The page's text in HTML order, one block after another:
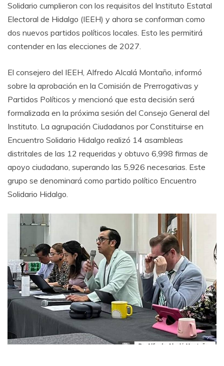
Solidario cumplieron con los requisitos del Instituto Estatal
Electoral de Hidalgo (IEEH) y ahora se conforman como
dos nuevos partidos políticos locales. Esto les permitirá
contender en las elecciones de 2027.
El consejero del IEEH, Alfredo Alcalá Montaño, informó
sobre la aprobación en la Comisión de Prerrogativas y
Partidos Políticos y mencionó que esta decisión será
formalizada en la próxima sesión del Consejo General del
Instituto. La agrupación Ciudadanos por Constituirse en
Encuentro Solidario Hidalgo realizó 14 asambleas
distritales de las 12 requeridas y obtuvo 6,998 firmas de
apoyo ciudadano, superando las 5,926 necesarias. Este
grupo se denominará como partido político Encuentro
Solidario Hidalgo.